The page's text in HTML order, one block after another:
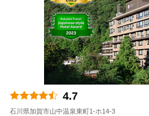
4.7
石川県加賀市山中温泉東町1-ホ14-3